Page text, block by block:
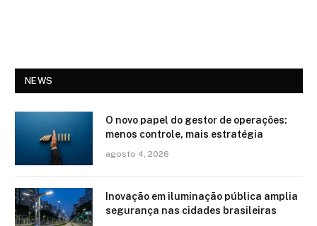
NEWS
O novo papel do gestor de operações:
menos controle, mais estratégia
agosto 4, 2026
Inovação em iluminação pública amplia
segurança nas cidades brasileiras